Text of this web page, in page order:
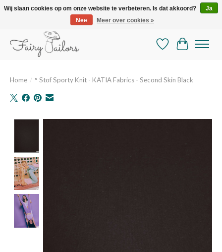
De mooiste online selectie stoffen en mercerie
Verlanglijst
Home / ° Stof Sporty Knit - KATIA Fabrics - Second Skin Black
Wij slaan cookies op om onze website te verbeteren. Is dat akkoord?
Ja
Nee
Meer over cookies »